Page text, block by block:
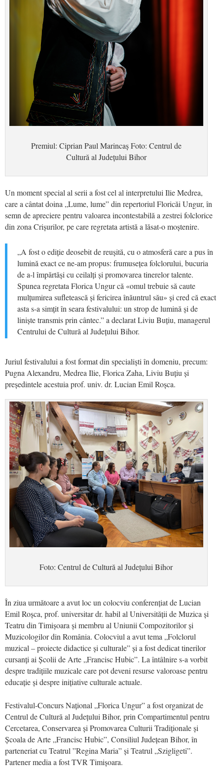
Premiul: Ciprian Paul Marincaș Foto: Centrul de
Cultură al Județului Bihor
Un moment special al serii a fost cel al interpretului Ilie Medrea,
care a cântat doina „Lume, lume” din repertoriul Floricăi Ungur, în
semn de apreciere pentru valoarea incontestabilă a zestrei folclorice
din zona Crișurilor, pe care regretata artistă a lăsat-o moștenire.
„A fost o ediție deosebit de reușită, cu o atmosferă care a pus în
lumină exact ce ne-am propus: frumusețea folclorului, bucuria
de a-l împărtăși cu ceilalți și promovarea tinerelor talente.
Spunea regretata Florica Ungur că «omul trebuie să caute
mulțumirea sufletească și fericirea înăuntrul său» și cred că exact
asta s-a simțit în seara festivalului: un strop de lumină și de
liniște transmis prin cântec.” a declarat Liviu Buțiu, managerul
Centrului de Cultură al Județului Bihor.
Juriul festivalului a fost format din specialiști în domeniu, precum:
Pugna Alexandru, Medrea Ilie, Florica Zaha, Liviu Buțiu și
președintele acestuia prof. univ. dr. Lucian Emil Roșca.
Foto: Centrul de Cultură al Județului Bihor
În ziua următoare a avut loc un colocviu conferențiat de Lucian
Emil Roșca, prof. universitar dr. habil al Universității de Muzica și
Teatru din Timișoara și membru al Uniunii Compozitorilor și
Muzicologilor din România. Colocviul a avut tema „Folclorul
muzical – proiecte didactice și culturale” și a fost dedicat tinerilor
cursanți ai Școlii de Arte „Francisc Hubic”. La întâlnire s-a vorbit
despre tradițiile muzicale care pot deveni resurse valoroase pentru
educație și despre inițiative culturale actuale.
Festivalul-Concurs Național „Florica Ungur” a fost organizat de
Centrul de Cultură al Județului Bihor, prin Compartimentul pentru
Cercetarea, Conservarea și Promovarea Culturii Tradiționale și
Școala de Arte „Francisc Hubic”, Consiliul Județean Bihor, în
parteneriat cu Teatrul ”Regina Maria” și Teatrul „Szigligeti”.
Partener media a fost TVR Timișoara.